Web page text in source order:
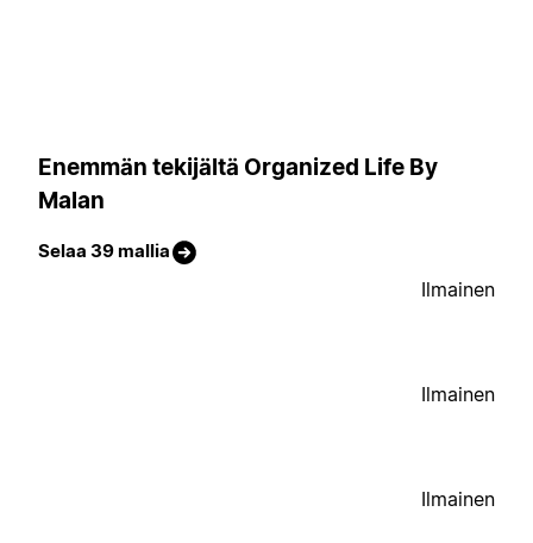
Enemmän tekijältä Organized Life By
Malan
Selaa 39 mallia
Ilmainen
Ilmainen
Ilmainen